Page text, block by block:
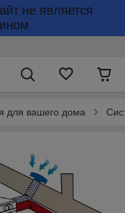
не является
для вашего дома